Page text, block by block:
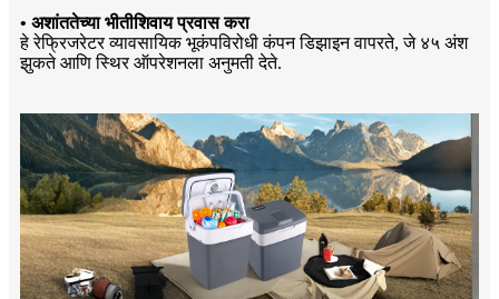
• अशांततेच्या भीतीशिवाय प्रवास करा
हे रेफ्रिजरेटर व्यावसायिक भूकंपविरोधी कंपन डिझाइन वापरते, जे ४५ अंश
झुकते आणि स्थिर ऑपरेशनला अनुमती देते.